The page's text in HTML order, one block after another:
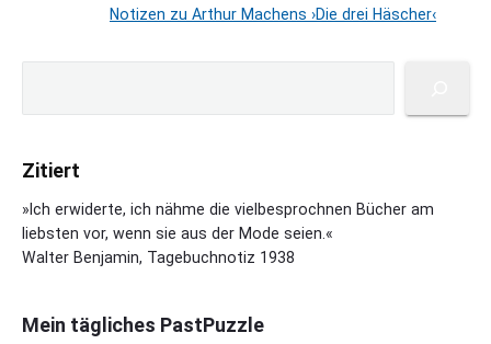
s
a
i
g
a
t
o
e
e
a
N
Notizen zu Arthur Machens ›Die drei Häscher‹
i
a
y
S
i
b
c
e
Zitiert
»Ich erwiderte, ich nähme die vielbesprochnen Bücher am
liebsten vor, wenn sie aus der Mode seien.«
Walter Benjamin, Tagebuchnotiz 1938
Mein tägliches PastPuzzle